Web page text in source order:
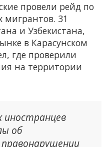
провели рейд по
31
и Узбекистана,
в Карасунском
где проверили
на территории
иностранцев
об